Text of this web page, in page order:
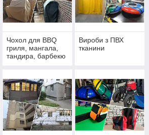
Чохол для BBQ
гриля, мангала,
тандира, барбекю
Вироби з ПВХ
тканини